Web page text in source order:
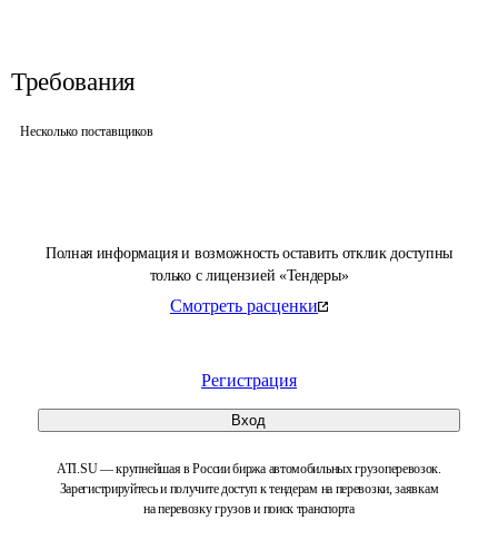
Полная информация и возможность оставить отклик доступны
только с лицензией «Тендеры»
Смотреть расценки
Регистрация
Вход
ATI.SU — крупнейшая в России биржа автомобильных грузоперевозок.
Зарегистрируйтесь и получите доступ к тендерам на перевозки, заявкам
на перевозку грузов и поиск транспорта
Требования
Несколько поставщиков